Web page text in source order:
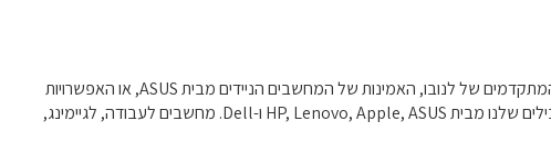
גלו עולם של חדשנות טכנולוגית עם מגוון המחשבים הניידים שלנו. בין אם אתם נמשכים אל האלגנטיות המהודרת של העיצוב של אפל, הביצועים המתקדמים של לנובו, האמינות של המחשבים הניידים מבית ASUS, או האפשרויות
הרב-תכליתיות של Dell, המגוון שלנו יענה על כל העדפה שלכם. חקרו את הטכנולוגיות הכי עדכניות בתחום המחשבים הניידים, עם המותגים המובילים שלנו מבית HP, Lenovo, Apple, ASUS ו-Dell. מחשבים לעבודה, לגיימינג,